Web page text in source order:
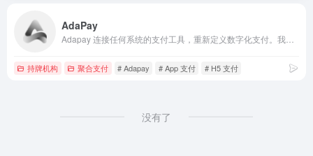
AdaPay
持牌机构 聚合支付 # Adapay # App 支付 # H5 支付
没有了